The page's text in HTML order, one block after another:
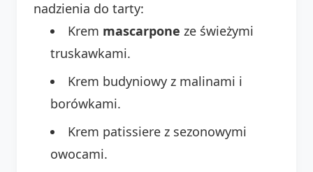
nadzienia do tarty:
Krem mascarpone ze świeżymi
truskawkami.
Krem budyniowy z malinami i
borówkami.
Krem patissiere z sezonowymi
owocami.